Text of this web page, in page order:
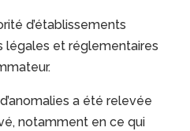
d’établissements
légales et réglementaires
a été relevée
notamment en ce qui